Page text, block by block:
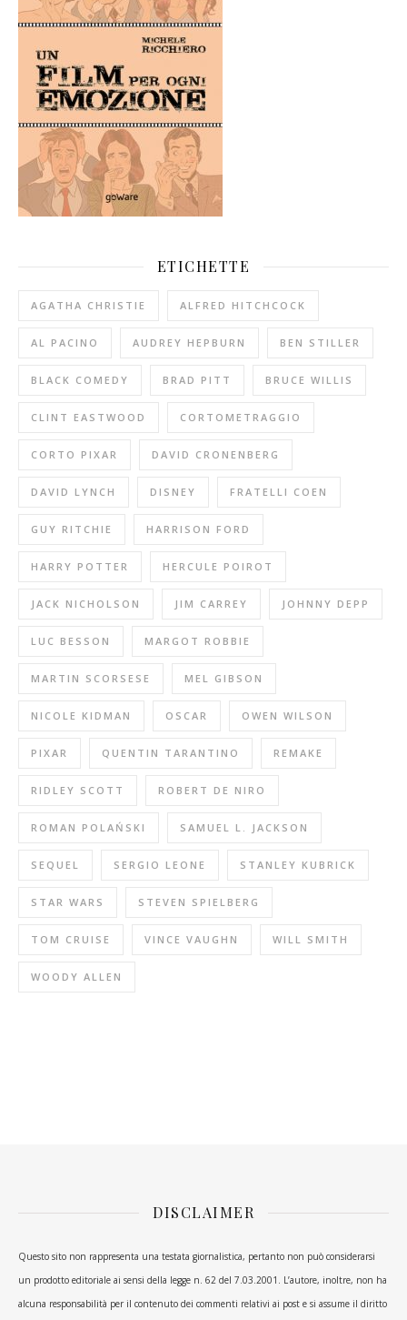
ETICHETTE
AGATHA CHRISTIE ALFRED HITCHCOCK
AL PACINO AUDREY HEPBURN BEN STILLER
BLACK COMEDY BRAD PITT BRUCE WILLIS
CLINT EASTWOOD CORTOMETRAGGIO
CORTO PIXAR DAVID CRONENBERG
DAVID LYNCH DISNEY FRATELLI COEN
GUY RITCHIE HARRISON FORD
HARRY POTTER HERCULE POIROT
JACK NICHOLSON JIM CARREY JOHNNY DEPP
LUC BESSON MARGOT ROBBIE
MARTIN SCORSESE MEL GIBSON
NICOLE KIDMAN OSCAR OWEN WILSON
PIXAR QUENTIN TARANTINO REMAKE
RIDLEY SCOTT ROBERT DE NIRO
ROMAN POLAŃSKI SAMUEL L. JACKSON
SEQUEL SERGIO LEONE STANLEY KUBRICK
STAR WARS STEVEN SPIELBERG
TOM CRUISE VINCE VAUGHN WILL SMITH
WOODY ALLEN
DISCLAIMER
Questo sito non rappresenta una testata giornalistica, pertanto non può considerarsi
un prodotto editoriale ai sensi della legge n. 62 del 7.03.2001. L’autore, inoltre, non ha
alcuna responsabilità per il contenuto dei commenti relativi ai post e si assume il diritto